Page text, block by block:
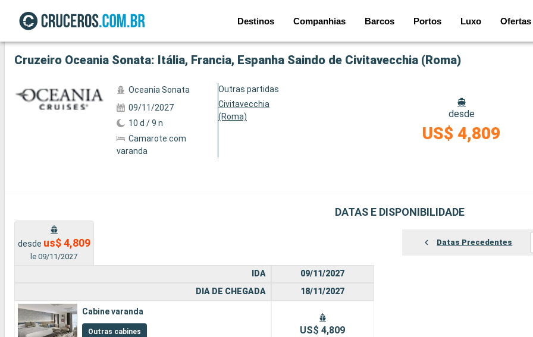
Destinos Companhias Barcos Portos Luxo Ofertas
Ver a 5 fotos
Cruzeiro Oceania Sonata: Itália, Francia, Espanha Saindo de Civitavecchia (Roma)
Oceania Sonata
09/11/2027
10 d / 9 n
Camarote com
varanda
Outras partidas
Civitavecchia
(Roma)
desde
US$ 4,809
DATAS E DISPONIBILIDADE
desde us$ 4,809
le 09/11/2027
Datas Precedentes
IDA
DIA DE CHEGADA
Cabine varanda
Outras cabines
09/11/2027
18/11/2027
US$ 4,809